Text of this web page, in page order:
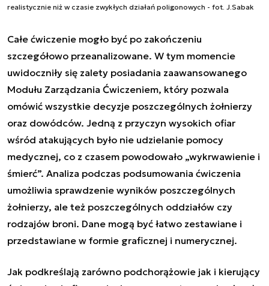
realistycznie niż w czasie zwykłych działań poligonowych - fot. J.Sabak
Całe ćwiczenie mogło być po zakończeniu
szczegółowo przeanalizowane. W tym momencie
uwidoczniły się zalety posiadania zaawansowanego
Modułu Zarządzania Ćwiczeniem, który pozwala
omówić wszystkie decyzje poszczególnych żołnierzy
oraz dowódców. Jedną z przyczyn wysokich ofiar
wśród atakujących było nie udzielanie pomocy
medycznej, co z czasem powodowało „wykrwawienie i
śmierć”. Analiza podczas podsumowania ćwiczenia
umożliwia sprawdzenie wyników poszczególnych
żołnierzy, ale też poszczególnych oddziałów czy
rodzajów broni. Dane mogą być łatwo zestawiane i
przedstawiane w formie graficznej i numerycznej.
Jak podkreślają zarówno podchorążowie jak i kierujący